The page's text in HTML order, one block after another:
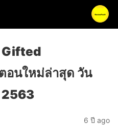
Gifted
อนใหม่ล่าสุด วัน
2563
6 ปี ago